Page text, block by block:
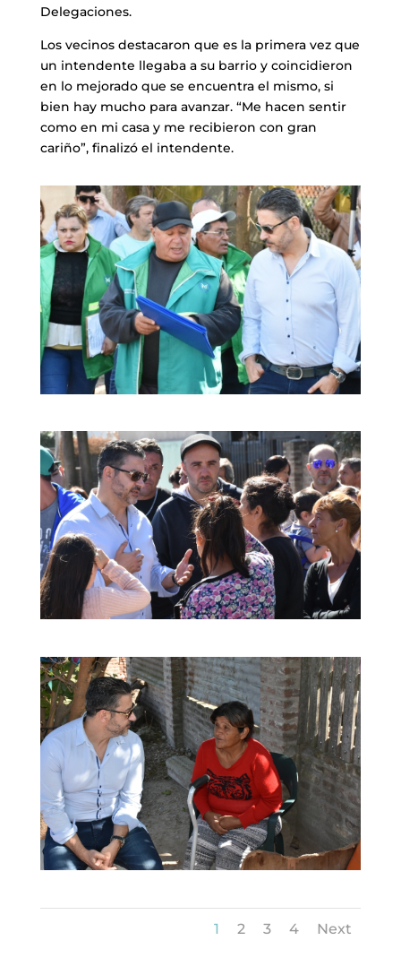
Delegaciones.
Los vecinos destacaron que es la primera vez que
un intendente llegaba a su barrio y coincidieron
en lo mejorado que se encuentra el mismo, si
bien hay mucho para avanzar. “Me hacen sentir
como en mi casa y me recibieron con gran
cariño”, finalizó el intendente.
1 2 3 4 Next